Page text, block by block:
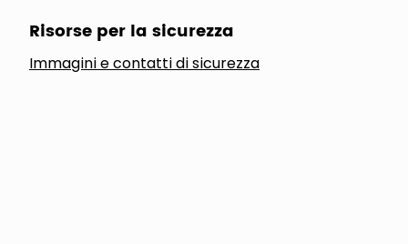
Risorse per la sicurezza
Immagini e contatti di sicurezza